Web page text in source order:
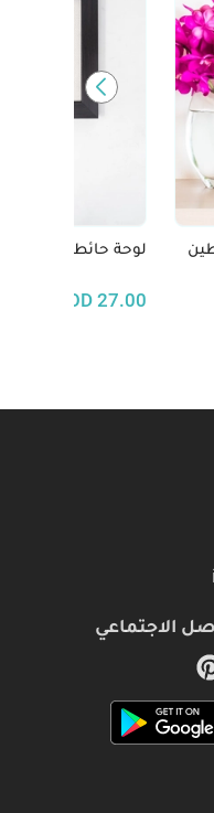
لوحة حائط مطرزة - رام الله
27.00
JOD
الاجتماعي